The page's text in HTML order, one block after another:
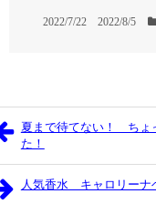
2022/7/22 2022/8/5
夏まで待てない！ ちょ
た！
人気香水 キャロリー